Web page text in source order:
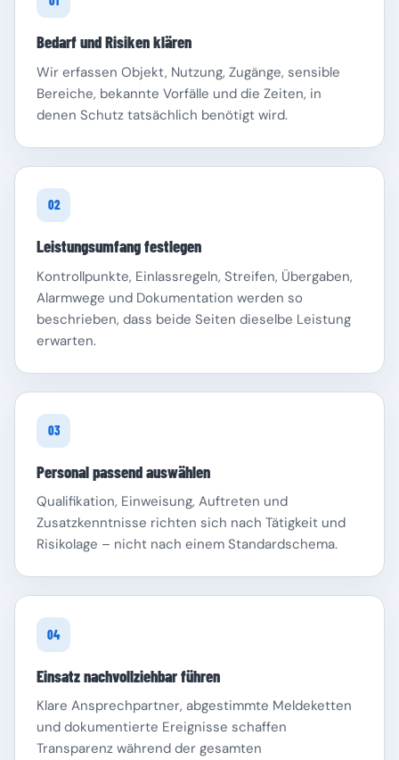
Schleswig-Holstein Thüringen
Bedarf und Risiken klären
Wir erfassen Objekt, Nutzung, Zugänge, sensible
Bereiche, bekannte Vorfälle und die Zeiten, in
denen Schutz tatsächlich benötigt wird.
02
Leistungsumfang festlegen
Kontrollpunkte, Einlassregeln, Streifen, Übergaben,
Alarmwege und Dokumentation werden so
beschrieben, dass beide Seiten dieselbe Leistung
erwarten.
03
Personal passend auswählen
Qualifikation, Einweisung, Auftreten und
Zusatzkenntnisse richten sich nach Tätigkeit und
Risikolage – nicht nach einem Standardschema.
04
Einsatz nachvollziehbar führen
Klare Ansprechpartner, abgestimmte Meldeketten
und dokumentierte Ereignisse schaffen
Transparenz während der gesamten